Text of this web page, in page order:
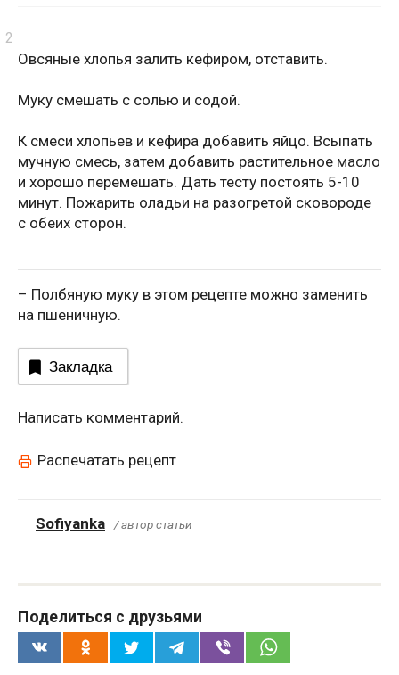
Овсяные хлопья залить кефиром, отставить.
Муку смешать с солью и содой.
К смеси хлопьев и кефира добавить яйцо. Всыпать
мучную смесь, затем добавить растительное масло
и хорошо перемешать. Дать тесту постоять 5-10
минут. Пожарить оладьи на разогретой сковороде
с обеих сторон.
– Полбяную муку в этом рецепте можно заменить
на пшеничную.
Закладка
Написать комментарий.
Распечатать рецепт
Sofiyanka / автор статьи
Поделиться с друзьями